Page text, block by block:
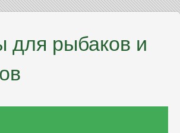
для рыбаков и